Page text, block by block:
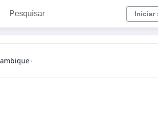
Pesquisar Iniciar
›